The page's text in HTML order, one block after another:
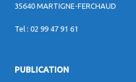
35640 MARTIGNE-FERCHAUD
Tel : 02 99 47 91 61
PUBLICATION